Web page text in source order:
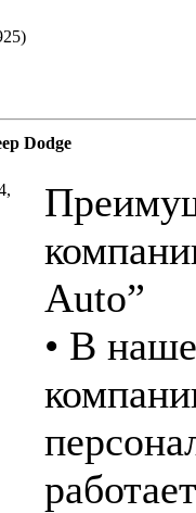
Dodge
Auto”
• В